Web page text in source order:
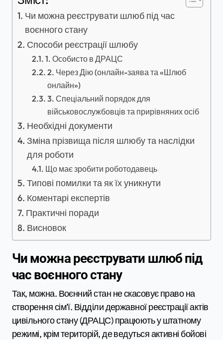
Чи можна реєструвати шлюб під час
воєнного стану
Способи реєстрації шлюбу
1. Особисто в ДРАЦС
2. Через Дію (онлайн-заява та «Шлюб
онлайн»)
3. Спеціальний порядок для
військовослужбовців та прирівняних осіб
Необхідні документи
Зміна прізвища після шлюбу та наслідки
для роботи
Що має зробити роботодавець
Типові помилки та як їх уникнути
Коментарі експертів
Практичні поради
Висновок
Чи можна реєструвати шлюб під
час воєнного стану
Так, можна. Воєнний стан не скасовує право на
створення сім’ї. Відділи державної реєстрації актів
цивільного стану (ДРАЦС) працюють у штатному
режимі, крім територій, де ведуться активні бойові